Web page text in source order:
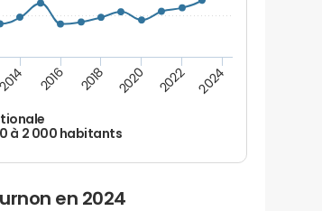
à 2 000 habitants
2014 2016 2018 2020 2022 2024
en 2024